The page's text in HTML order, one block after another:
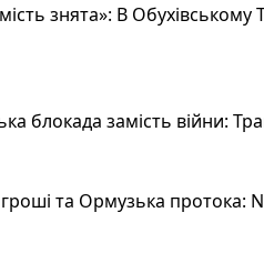
знята»: В
замість війни:
та Ормузька протока: